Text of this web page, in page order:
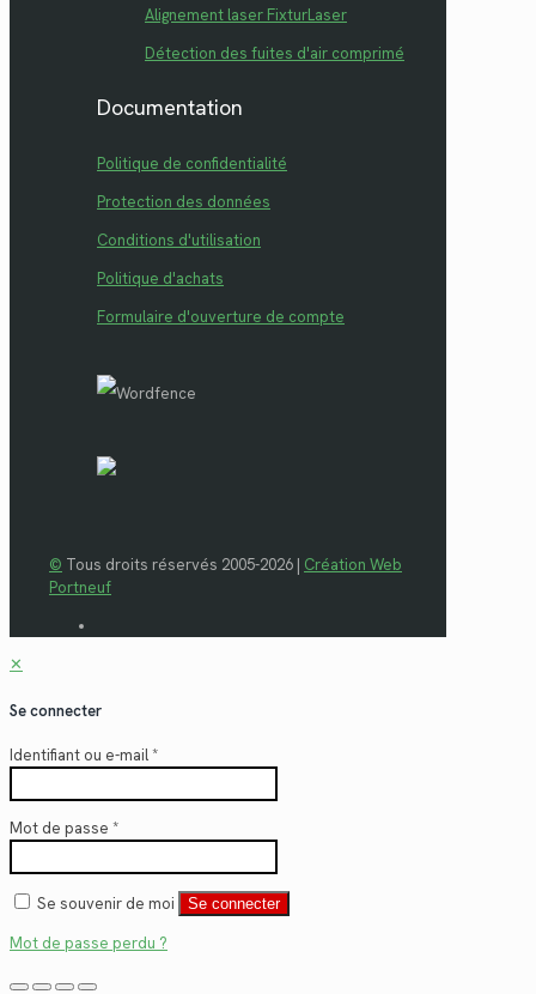
Alignement laser FixturLaser
Détection des fuites d'air comprimé
Documentation
Politique de confidentialité
Protection des données
Conditions d'utilisation
Politique d'achats
Formulaire d'ouverture de compte
© Tous droits réservés 2005-2026 | Création Web
Portneuf
✕
Se connecter
Identifiant ou e-mail*
Mot de passe *
Se souvenir de moi Se connecter
Mot de passe perdu ?